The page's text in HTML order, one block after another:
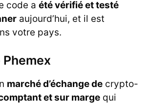
code a été vérifié et testé
aujourd’hui, et il est
votre pays.
marché d’échange de crypto-
et sur marge qui